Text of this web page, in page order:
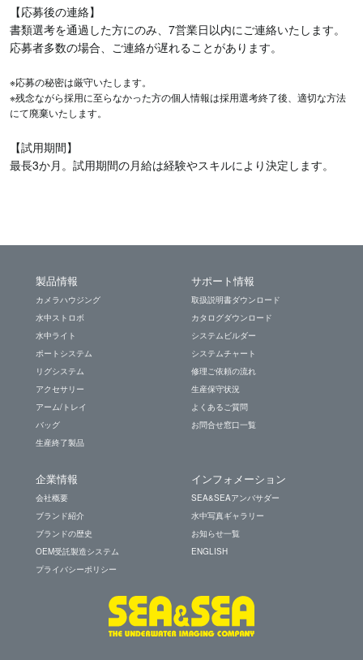
【応募後の連絡】
書類選考を通過した方にのみ、7営業日以内にご連絡いたします。
応募者多数の場合、ご連絡が遅れることがあります。
※応募の秘密は厳守いたします。
※残念ながら採用に至らなかった方の個人情報は採用選考終了後、適切な方法
にて廃棄いたします。
【試用期間】
最長3か月。試用期間の月給は経験やスキルにより決定します。
製品情報
カメラハウジング
水中ストロボ
水中ライト
ポートシステム
リグシステム
アクセサリー
アーム/トレイ
バッグ
生産終了製品
サポート情報
取扱説明書ダウンロード
カタログダウンロード
システムビルダー
システムチャート
修理ご依頼の流れ
生産保守状況
よくあるご質問
お問合せ窓口一覧
企業情報
会社概要
ブランド紹介
ブランドの歴史
OEM受託製造システム
プライバシーポリシー
インフォメーション
SEA&SEAアンバサダー
水中写真ギャラリー
お知らせ一覧
ENGLISH